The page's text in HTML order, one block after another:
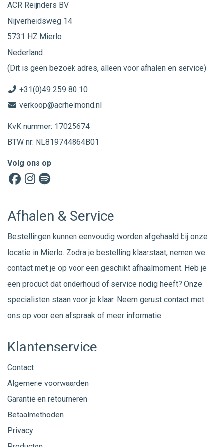
ACR Reijnders BV
Nijverheidsweg 14
5731 HZ Mierlo
Nederland
(Dit is geen bezoek adres, alleen voor afhalen en service)
+31(0)49 259 80 10
verkoop@acrhelmond.nl
KvK nummer: 17025674
BTW nr: NL819744864B01
Volg ons op
Afhalen & Service
Bestellingen kunnen eenvoudig worden afgehaald bij onze
locatie in Mierlo. Zodra je bestelling klaarstaat, nemen we
contact met je op voor een geschikt afhaalmoment. Heb je
een product dat onderhoud of service nodig heeft? Onze
specialisten staan voor je klaar. Neem gerust contact met
ons op voor een afspraak of meer informatie.
Klantenservice
Contact
Algemene voorwaarden
Garantie en retourneren
Betaalmethoden
Privacy